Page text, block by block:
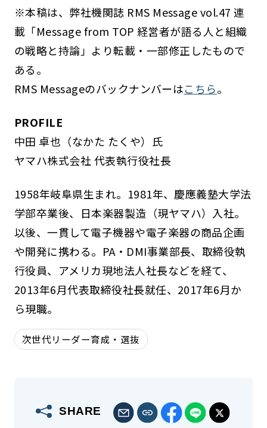
※本稿は、弊社機関誌 RMS Message vol.47 連
載「Message from TOP 経営者が語る人と組織
の戦略と持論」より転載・一部修正したもので
ある。
RMS Messageのバックナンバーはこちら。
PROFILE
中田 卓也（なかた たくや）氏
ヤマハ株式会社 代表執行役社長
1958年岐阜県生まれ。1981年、慶應義塾大学法
学部卒業後、日本楽器製造（現ヤマハ）入社。
以後、一貫して電子機器や電子楽器の商品企画
や開発に携わる。PA・DMI事業部長、取締役執
行役員、アメリカ現地法人社長などを経て、
2013年6月代表取締役社長就任、2017年6月か
ら現職。
次世代リーダー育成・選抜
SHARE